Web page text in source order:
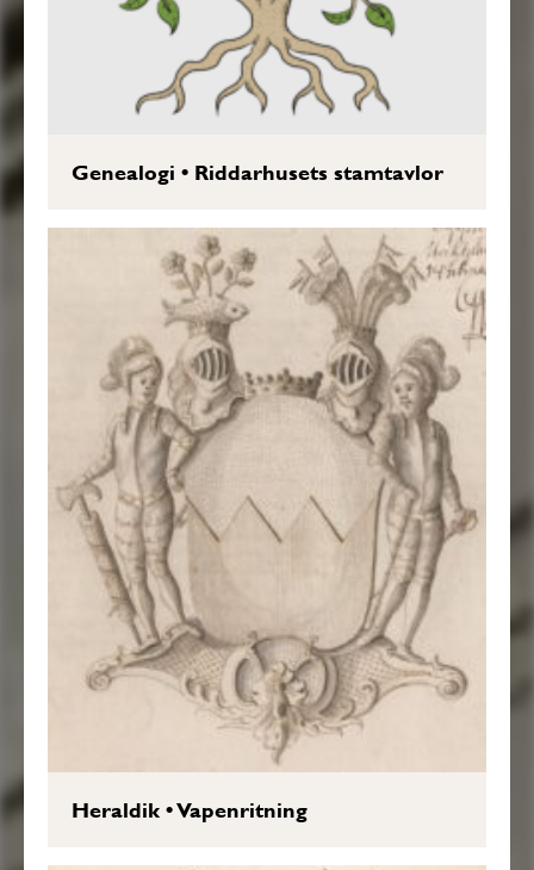
Genealogi • Riddarhusets stamtavlor
Heraldik•Vapenritning